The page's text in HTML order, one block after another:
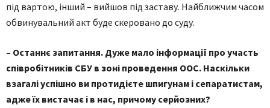
під вартою, інший – вийшов під заставу. Найближчим часом
обвинувальний акт буде скеровано до суду.
– Останнє запитання. Дуже мало інформації про участь
співробітників СБУ в зоні проведення ООС. Наскільки
взагалі успішно ви протидієте шпигунам і сепаратистам,
адже їх вистачає і в нас, причому серйозних?